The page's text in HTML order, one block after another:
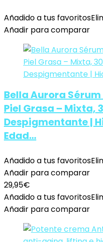
Añadido a tus favoritos
Añadir para comparar
Bella Aurora
Piel Grasa – Mixta,
Despigmentante |
Edad…
Añadido a tus favoritos
Añadir para comparar
29,95€
Añadido a tus favoritos
Añadir para comparar